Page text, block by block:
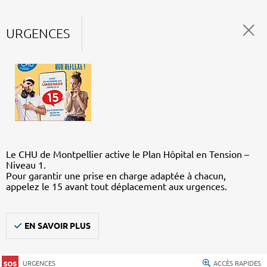
URGENCES
Le CHU de Montpellier active le Plan Hôpital en Tension –
Niveau 1.
Pour garantir une prise en charge adaptée à chacun,
appelez le 15 avant tout déplacement aux urgences.
EN SAVOIR PLUS
URGENCES ACCÈS RAPIDES